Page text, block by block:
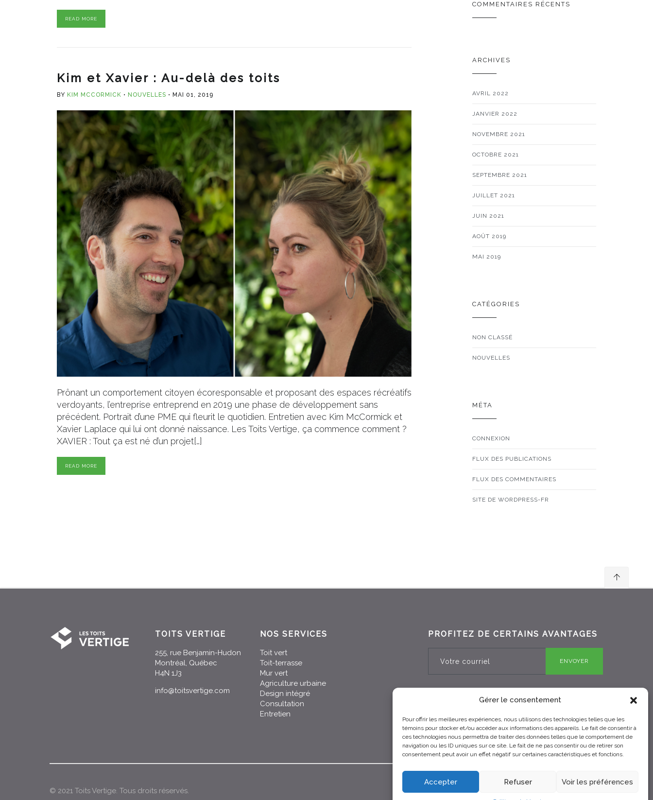
Gérer le consentement
Pour offrir les meilleures expériences, nous utilisons des technologies telles que les
témoins pour stocker et/ou accéder aux informations des appareils. Le fait de consentir à
ces technologies nous permettra de traiter des données telles que le comportement de
navigation ou les ID uniques sur ce site. Le fait de ne pas consentir ou de retirer son
consentement peut avoir un effet négatif sur certaines caractéristiques et fonctions.
Accepter Refuser Voir les préférences
READ MORE
Kim et Xavier : Au-delà des toits
BY KIM MCCORMICK NOUVELLES MAI 01, 2019
Prônant un comportement citoyen écoresponsable et proposant des espaces récréatifs
verdoyants, l’entreprise entreprend en 2019 une phase de développement sans
précédent. Portrait d’une PME qui fleurit le quotidien. Entretien avec Kim McCormick et
Xavier Laplace qui lui ont donné naissance. Les Toits Vertige, ça commence comment ?
XAVIER : Tout ça est né d’un projet[…]
READ MORE
COMMENTAIRES RÉCENTS
ARCHIVES
AVRIL 2022
JANVIER 2022
NOVEMBRE 2021
OCTOBRE 2021
SEPTEMBRE 2021
JUILLET 2021
JUIN 2021
AOÛT 2019
MAI 2019
CATÉGORIES
NON CLASSÉ
NOUVELLES
MÉTA
CONNEXION
FLUX DES PUBLICATIONS
FLUX DES COMMENTAIRES
SITE DE WORDPRESS-FR
TOITS VERTIGE
255, rue Benjamin-Hudon
Montréal, Québec
H4N 1J3
info@toitsvertige.com
NOS SERVICES
Toit vert
Toit-terrasse
Mur vert
Agriculture urbaine
Design intégré
Consultation
Entretien
PROFITEZ DE CERTAINS AVANTAGES
ENVOYER
© 2021 Toits Vertige. Tous droits réservés.